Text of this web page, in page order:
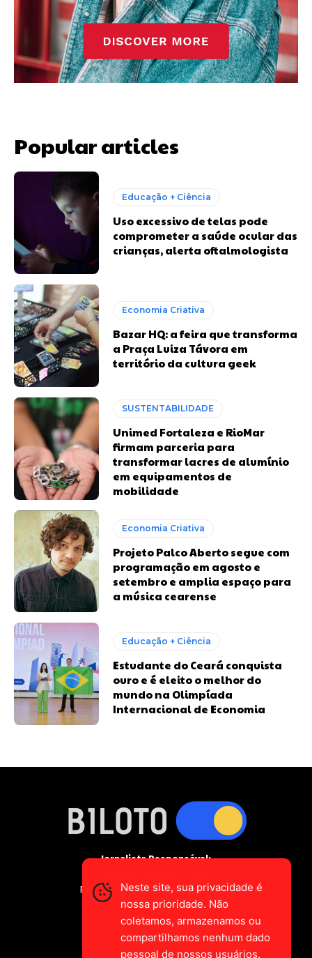
Popular articles
Educação + Ciência
Uso excessivo de telas pode
comprometer a saúde ocular das
crianças, alerta oftalmologista
Economia Criativa
Bazar HQ: a feira que transforma
a Praça Luiza Távora em
território da cultura geek
SUSTENTABILIDADE
Unimed Fortaleza e RioMar
firmam parceria para
transformar lacres de alumínio
em equipamentos de
mobilidade
Economia Criativa
Projeto Palco Aberto segue com
programação em agosto e
setembro e amplia espaço para
a música cearense
Educação + Ciência
Estudante do Ceará conquista
ouro e é eleito o melhor do
mundo na Olimpíada
Internacional de Economia
Jornalista Responsável:
Registro Profissional MTE 2589/CE
falecom@biloto.com.br
Neste site, sua privacidade é
nossa prioridade. Não
coletamos, armazenamos ou
compartilhamos nenhum dado
pessoal de nossos usuários.